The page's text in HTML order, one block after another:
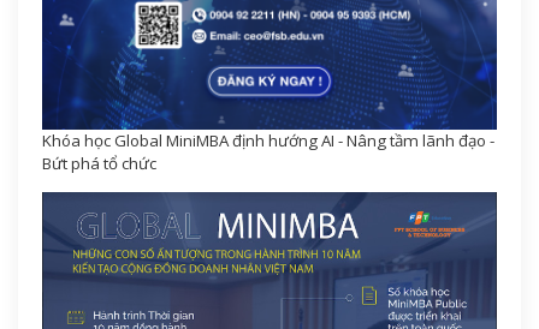
Khóa học Global MiniMBA định hướng AI - Nâng tầm lãnh đạo -
Bứt phá tổ chức